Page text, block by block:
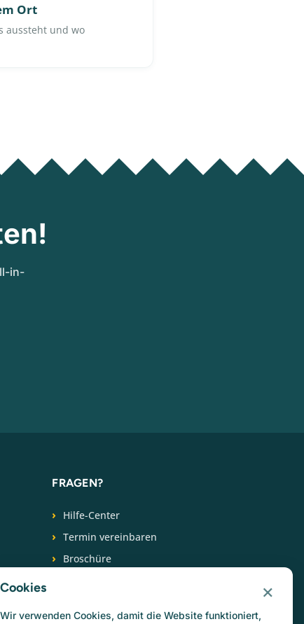
Ort
aussteht und wo
in-
FRAGEN?
Hilfe-Center
Termin vereinbaren
Broschüre
FOLGEN SIE UNS
Cookies ×
Wir verwenden Cookies, damit die Website funktioniert,